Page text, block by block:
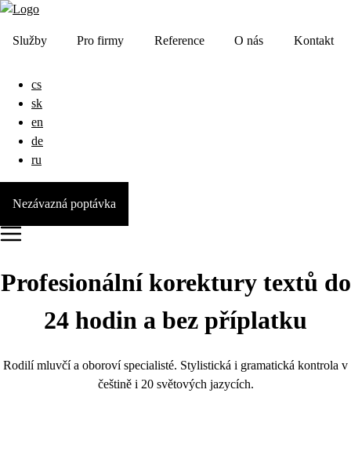
Služby Pro firmy Reference O nás Kontakt
cs
sk
en
de
ru
Nezávazná poptávka
Profesionální korektury textů do
24 hodin a bez příplatku
Rodilí mluvčí a oboroví specialisté. Stylistická i gramatická kontrola v
češtině i 20 světových jazycích.